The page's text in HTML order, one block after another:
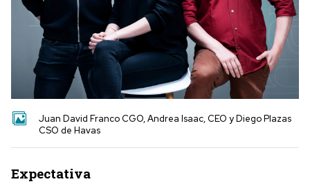
Juan David Franco CGO, Andrea Isaac, CEO y Diego Plazas
CSO de Havas
Expectativa